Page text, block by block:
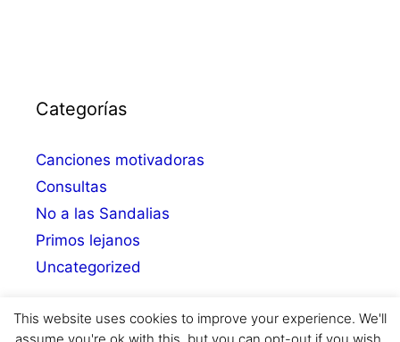
Categorías
Canciones motivadoras
Consultas
No a las Sandalias
Primos lejanos
Uncategorized
This website uses cookies to improve your experience. We'll